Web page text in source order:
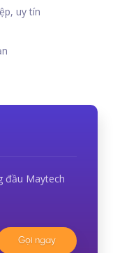
uy tín
đầu Maytech
Gọi ngay